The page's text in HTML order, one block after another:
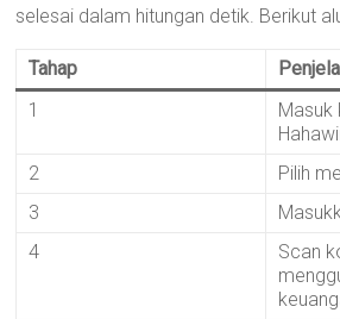
selesai dalam hitungan detik. Berikut
Tahap
1
Masuk
2
Pilih
3
4
Scan